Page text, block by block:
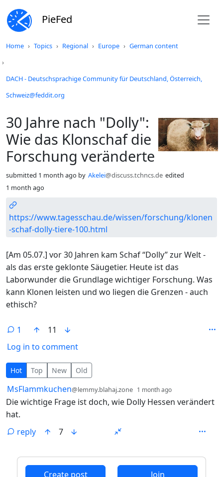
PieFed
Home Topics Regional Europe German content
DACH - Deutschsprachige Community für Deutschland, Österreich,
Schweiz@feddit.org
30 Jahre nach "Dolly":
Wie das Klonschaf die
Forschung veränderte
submitted 1 month ago by Akelei@discuss.tchncs.de edited
1 month ago
https://www.tagesschau.de/wissen/forschung/klonen
-schaf-dolly-tiere-100.html
[Am 05.07.] vor 30 Jahren kam Schaf “Dolly” zur Welt -
als das erste geklonte Säugetier. Heute ist das
Laborwunder die Grundlage wichtiger Forschung. Was
kann Klonen leisten und wo liegen die Grenzen - auch
ethisch?
1
11
Log in to comment
1 Comment
Hot Top New Old
by
MsFlammkuchen@lemmy.blahaj.zone 1 month ago
Die wichtige Frage ist doch, wie Dolly Hessen verändert
hat.
reply
7
Create post Join
Do not click this